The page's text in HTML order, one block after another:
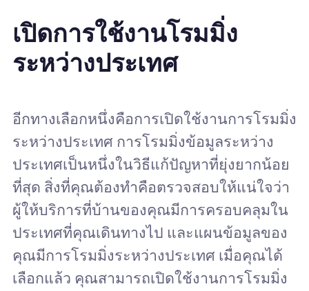
เปิดการใช้งานโรมมิ่ง
ระหว่างประเทศ
อีกทางเลือกหนึ่งคือการเปิดใช้งานการโรมมิ่ง
ระหว่างประเทศ การโรมมิ่งข้อมูลระหว่าง
ประเทศเป็นหนึ่งในวิธีแก้ปัญหาที่ยุ่งยากน้อย
ที่สุด สิ่งที่คุณต้องทำคือตรวจสอบให้แน่ใจว่า
ผู้ให้บริการที่บ้านของคุณมีการครอบคลุมใน
ประเทศที่คุณเดินทางไป และแผนข้อมูลของ
คุณมีการโรมมิ่งระหว่างประเทศ เมื่อคุณได้
เลือกแล้ว คุณสามารถเปิดใช้งานการโรมมิ่ง